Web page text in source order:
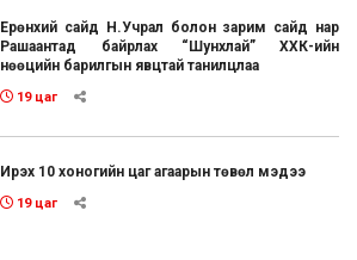
Ерөнхий сайд Н.Учрал болон зарим сайд нар
Рашаантад байрлах “Шунхлай” ХХК-ийн
нөөцийн барилгын явцтай танилцлаа
19 цаг
Ирэх 10 хоногийн цаг агаарын төвөл мэдээ
19 цаг